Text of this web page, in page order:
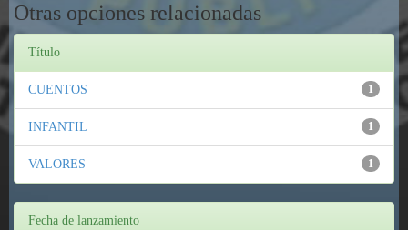
Otras opciones relacionadas
Título
1
CUENTOS
1
INFANTIL
1
VALORES
Fecha de lanzamiento